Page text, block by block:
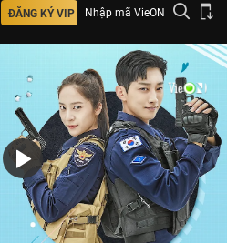
ĐĂNG KÝ VIP Nhập mã VieON